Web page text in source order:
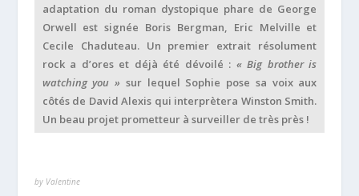
adaptation du roman dystopique phare de George
Orwell est signée Boris Bergman, Eric Melville et
Cecile Chaduteau. Un premier extrait résolument
rock a d’ores et déjà été dévoilé : « Big brother is
watching you » sur lequel Sophie pose sa voix aux
côtés de David Alexis qui interprètera Winston Smith.
Un beau projet prometteur à surveiller de très près !
by Valentine